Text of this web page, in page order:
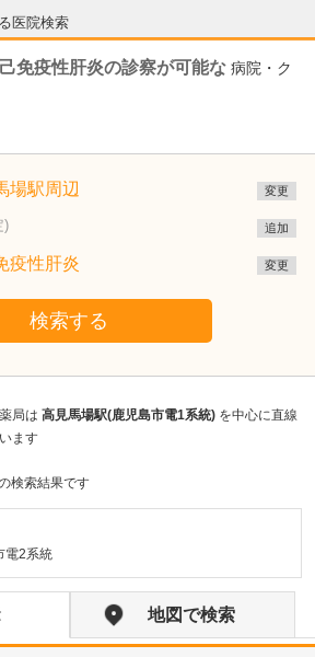
医院検索
免疫性肝炎の診察が可能な 病院・ク
場駅周辺 変更
) 追加
疫性肝炎 変更
検索する
局は 高見馬場駅(鹿児島市電1系統) を中心に直線
ます
検索結果です
電2系統
地図で検索